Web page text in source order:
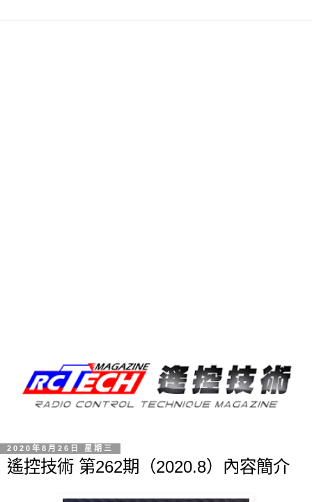
2020年8月26日 星期三
遙控技術 第262期（2020.8）內容簡介